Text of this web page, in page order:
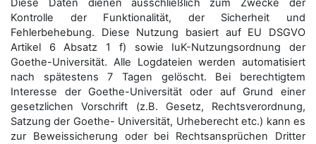
Diese Daten dienen ausschließlich zum Zwecke der
Kontrolle der Funktionalität, der Sicherheit und
Fehlerbehebung. Diese Nutzung basiert auf EU DSGVO
Artikel 6 Absatz 1 f) sowie IuK-Nutzungsordnung der
Goethe-Universität. Alle Logdateien werden auto­matisiert
nach spätestens 7 Tagen gelöscht. Bei berechtigtem
Interesse der Goethe-Universität oder auf Grund einer
gesetzlichen Vorschrift (z.B. Gesetz, Rechtsverordnung,
Satzung der Goethe- Universität, Urheberecht etc.) kann es
zur Beweissicherung oder bei Rechtsansprüchen Dritter